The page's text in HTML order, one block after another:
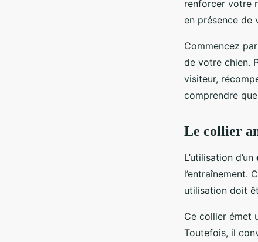
renforcer votre
en présence de
Commencez
de votre chien.
visiteur,
comprendre
Le collier
L’utilisation d’un
l’entraînement.
utilisation doit
Ce collier émet
Toutefois, il